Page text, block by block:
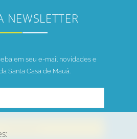
NEWSLETTER
em seu e-mail novidades e
Santa Casa de Mauá.